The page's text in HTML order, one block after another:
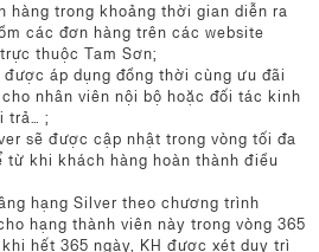
hàng trong khoảng thời gian diễn ra
các đơn hàng trên các website
thuộc Tam Sơn;
áp dụng đồng thời cùng ưu đãi
nhân viên nội bộ hoặc đối tác kinh
trả… ;
sẽ được cập nhật trong vòng tối đa
từ khi khách hàng hoàn thành điều
hạng Silver theo chương trình
hạng thành viên này trong vòng 365
hết 365 ngày, KH được xét duy trì